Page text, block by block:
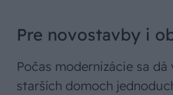
Pre novostavby i
Počas modernizácie sa
starších domoch